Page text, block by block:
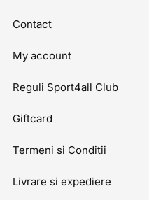
Contact
My account
Reguli Sport4all Club
Giftcard
Termeni si Conditii
Livrare si expediere